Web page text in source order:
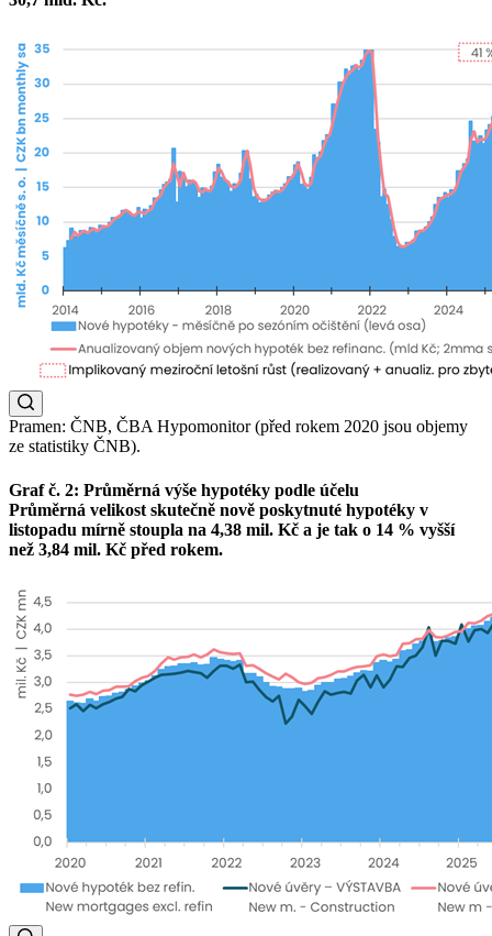
Pramen: ČNB, ČBA Hypomonitor (před rokem 2020 jsou objemy
ze statistiky ČNB).
Graf č. 2: Průměrná výše hypotéky podle účelu
Průměrná velikost skutečně nově poskytnuté hypotéky v
listopadu mírně stoupla na 4,38 mil. Kč a je tak o 14 % vyšší
než 3,84 mil. Kč před rokem.